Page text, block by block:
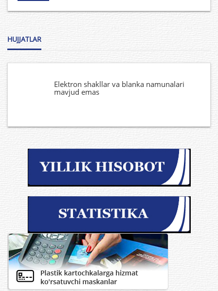
HUJJATLAR
Elektron shakllar va blanka namunalari
mavjud emas